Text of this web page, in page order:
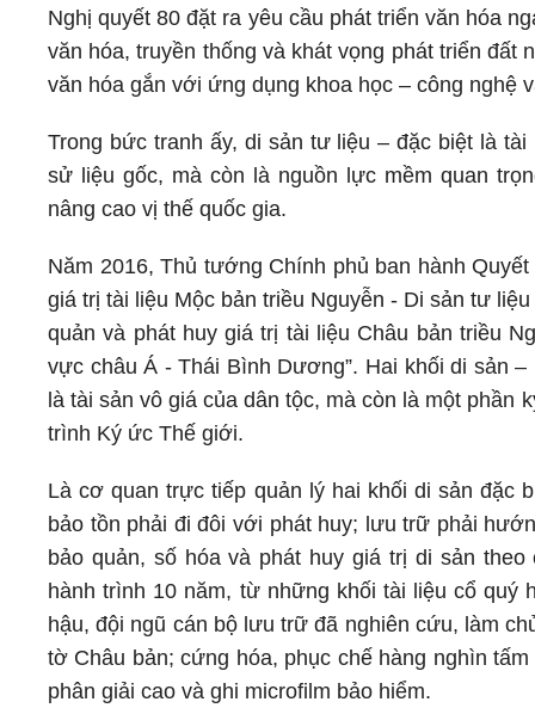
Nghị quyết 80 đặt ra yêu cầu phát triển văn hóa
văn hóa, truyền thống và khát vọng phát triển
văn hóa gắn với ứng dụng khoa học – công nghệ
Trong bức tranh ấy, di sản tư liệu – đặc biệt là
sử liệu gốc, mà còn là nguồn lực mềm quan
nâng cao vị thế quốc gia.
Năm 2016, Thủ tướng Chính phủ ban hành
giá trị tài liệu Mộc bản triều Nguyễn - Di sản tư
quản và phát huy giá trị tài liệu Châu bản triều
vực châu Á - Thái Bình Dương”. Hai khối di sản
là tài sản vô giá của dân tộc, mà còn là một
trình Ký ức Thế giới.
Là cơ quan trực tiếp quản lý hai khối di sản đặc
bảo tồn phải đi đôi với phát huy; lưu trữ phải
bảo quản, số hóa và phát huy giá trị di sản
hành trình 10 năm, từ những khối tài liệu cổ quý
hậu, đội ngũ cán bộ lưu trữ đã nghiên cứu, làm
tờ Châu bản; cứng hóa, phục chế hàng nghìn
phân giải cao và ghi microfilm bảo hiểm.